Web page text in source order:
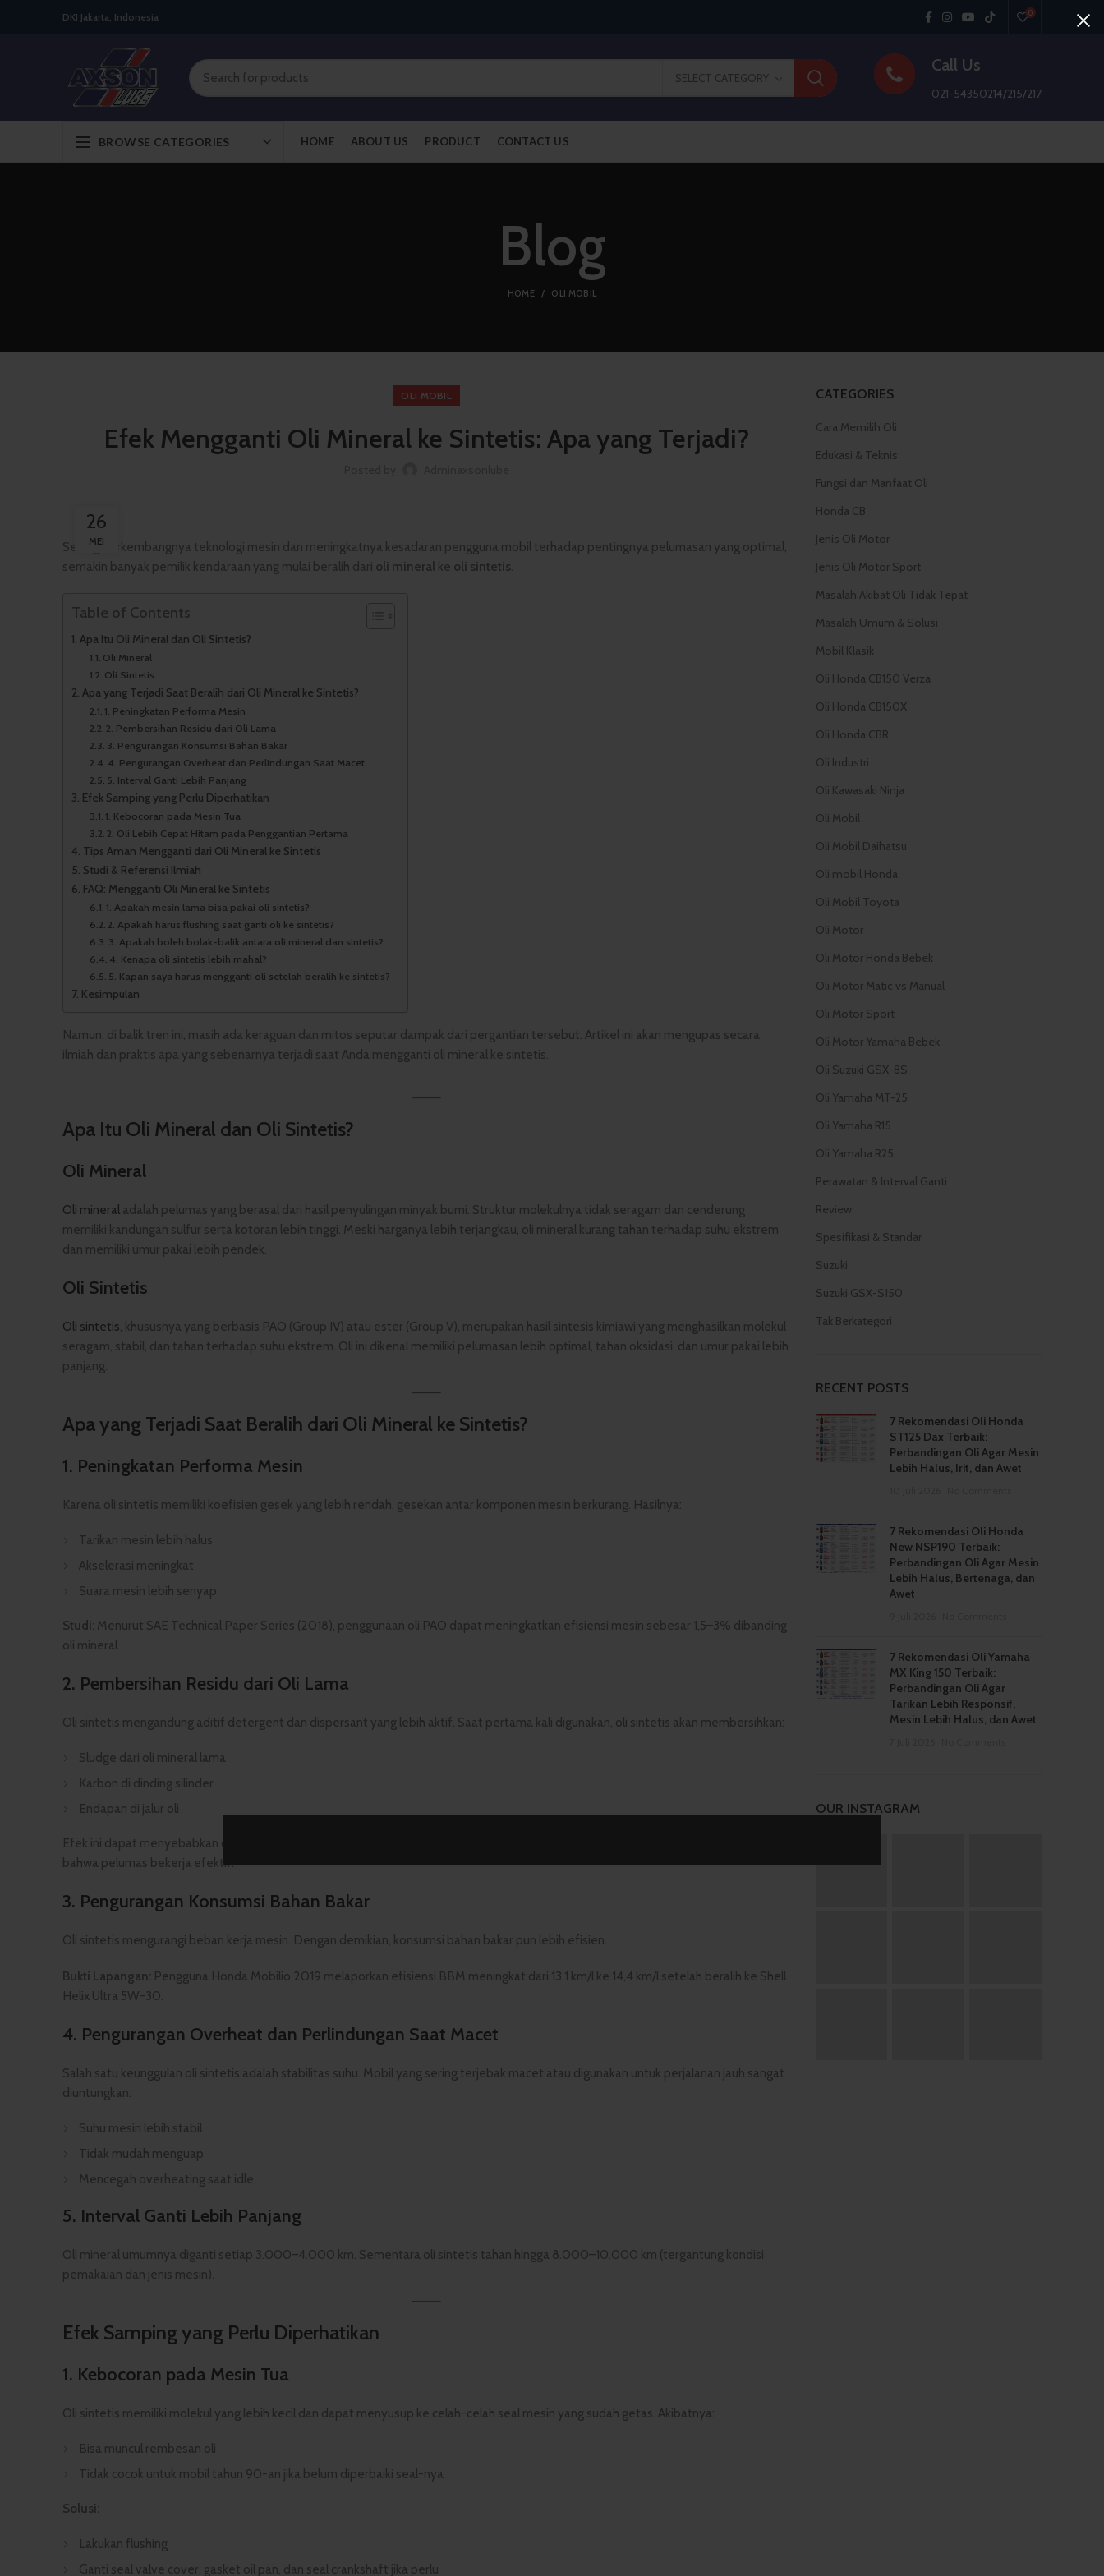
DKI Jakarta, Indonesia 0
SELECT CATEGORY
Call Us
021-54350214/215/217
BROWSE CATEGORIES HOME ABOUT US PRODUCT CONTACT US
Blog
HOME OLI MOBIL
OLI MOBIL
Efek Mengganti Oli Mineral ke Sintetis: Apa yang Terjadi?
26
MEI
Seiring berkembangnya teknologi mesin dan meningkatnya kesadaran pengguna mobil terhadap pentingnya pelumasan yang optimal,
semakin banyak pemilik kendaraan yang mulai beralih dari oli mineral ke oli sintetis.
Table of Contents
Apa Itu Oli Mineral dan Oli Sintetis?
Oli Mineral
Oli Sintetis
Apa yang Terjadi Saat Beralih dari Oli Mineral ke Sintetis?
1. Peningkatan Performa Mesin
2. Pembersihan Residu dari Oli Lama
3. Pengurangan Konsumsi Bahan Bakar
4. Pengurangan Overheat dan Perlindungan Saat Macet
5. Interval Ganti Lebih Panjang
Efek Samping yang Perlu Diperhatikan
1. Kebocoran pada Mesin Tua
2. Oli Lebih Cepat Hitam pada Penggantian Pertama
Tips Aman Mengganti dari Oli Mineral ke Sintetis
Studi & Referensi Ilmiah
FAQ: Mengganti Oli Mineral ke Sintetis
1. Apakah mesin lama bisa pakai oli sintetis?
2. Apakah harus flushing saat ganti oli ke sintetis?
3. Apakah boleh bolak-balik antara oli mineral dan sintetis?
4. Kenapa oli sintetis lebih mahal?
5. Kapan saya harus mengganti oli setelah beralih ke sintetis?
Kesimpulan
Namun, di balik tren ini, masih ada keraguan dan mitos seputar dampak dari pergantian tersebut. Artikel ini akan mengupas secara
ilmiah dan praktis apa yang sebenarnya terjadi saat Anda mengganti oli mineral ke sintetis.
Apa Itu Oli Mineral dan Oli Sintetis?
Oli Mineral
Oli mineral adalah pelumas yang berasal dari hasil penyulingan minyak bumi. Struktur molekulnya tidak seragam dan cenderung
memiliki kandungan sulfur serta kotoran lebih tinggi. Meski harganya lebih terjangkau, oli mineral kurang tahan terhadap suhu ekstrem
dan memiliki umur pakai lebih pendek.
Oli Sintetis
Oli sintetis, khususnya yang berbasis PAO (Group IV) atau ester (Group V), merupakan hasil sintesis kimiawi yang menghasilkan molekul
seragam, stabil, dan tahan terhadap suhu ekstrem. Oli ini dikenal memiliki pelumasan lebih optimal, tahan oksidasi, dan umur pakai lebih
panjang.
Apa yang Terjadi Saat Beralih dari Oli Mineral ke Sintetis?
1. Peningkatan Performa Mesin
Karena oli sintetis memiliki koefisien gesek yang lebih rendah, gesekan antar komponen mesin berkurang. Hasilnya:
Tarikan mesin lebih halus
Akselerasi meningkat
Suara mesin lebih senyap
Studi: Menurut SAE Technical Paper Series (2018), penggunaan oli PAO dapat meningkatkan efisiensi mesin sebesar 1,5–3% dibanding
oli mineral.
2. Pembersihan Residu dari Oli Lama
Oli sintetis mengandung aditif detergent dan dispersant yang lebih aktif. Saat pertama kali digunakan, oli sintetis akan membersihkan:
Sludge dari oli mineral lama
Karbon di dinding silinder
Endapan di jalur oli
Efek ini dapat menyebabkan oli sintetis tampak lebih cepat menghitam di pemakaian awal—hal ini normal dan justru menunjukkan
bahwa pelumas bekerja efektif.
3. Pengurangan Konsumsi Bahan Bakar
Oli sintetis mengurangi beban kerja mesin. Dengan demikian, konsumsi bahan bakar pun lebih efisien.
Bukti Lapangan: Pengguna Honda Mobilio 2019 melaporkan efisiensi BBM meningkat dari 13,1 km/l ke 14,4 km/l setelah beralih ke Shell
Helix Ultra 5W-30.
4. Pengurangan Overheat dan Perlindungan Saat Macet
Salah satu keunggulan oli sintetis adalah stabilitas suhu. Mobil yang sering terjebak macet atau digunakan untuk perjalanan jauh sangat
diuntungkan:
Suhu mesin lebih stabil
Tidak mudah menguap
Mencegah overheating saat idle
5. Interval Ganti Lebih Panjang
Oli mineral umumnya diganti setiap 3.000–4.000 km. Sementara oli sintetis tahan hingga 8.000–10.000 km (tergantung kondisi
pemakaian dan jenis mesin).
Efek Samping yang Perlu Diperhatikan
1. Kebocoran pada Mesin Tua
Oli sintetis memiliki molekul yang lebih kecil dan dapat menyusup ke celah-celah seal mesin yang sudah getas. Akibatnya:
Bisa muncul rembesan oli
Tidak cocok untuk mobil tahun 90-an jika belum diperbaiki seal-nya
Solusi:
Lakukan flushing
Ganti seal valve cover, gasket oil pan, dan seal crankshaft jika perlu
CATEGORIES
Cara Memilih Oli
Edukasi & Teknis
Fungsi dan Manfaat Oli
Honda CB
Jenis Oli Motor
Jenis Oli Motor Sport
Masalah Akibat Oli Tidak Tepat
Masalah Umum & Solusi
Mobil Klasik
Oli Honda CB150 Verza
Oli Honda CB150X
Oli Honda CBR
Oli Industri
Oli Kawasaki Ninja
Oli Mobil
Oli Mobil Daihatsu
Oli mobil Honda
Oli Mobil Toyota
Oli Motor
Oli Motor Honda Bebek
Oli Motor Matic vs Manual
Oli Motor Sport
Oli Motor Yamaha Bebek
Oli Suzuki GSX-8S
Oli Yamaha MT-25
Oli Yamaha R15
Oli Yamaha R25
Perawatan & Interval Ganti
Review
Spesifikasi & Standar
Suzuki
Suzuki GSX-S150
Tak Berkategori
RECENT POSTS
7 Rekomendasi Oli Honda
ST125 Dax Terbaik:
Perbandingan Oli Agar Mesin
Lebih Halus, Irit, dan Awet
7 Rekomendasi Oli Honda
New NSP190 Terbaik:
Perbandingan Oli Agar Mesin
Lebih Halus, Bertenaga, dan
Awet
7 Rekomendasi Oli Yamaha
MX King 150 Terbaik:
Perbandingan Oli Agar
Tarikan Lebih Responsif,
Mesin Lebih Halus, dan Awet
OUR INSTAGRAM